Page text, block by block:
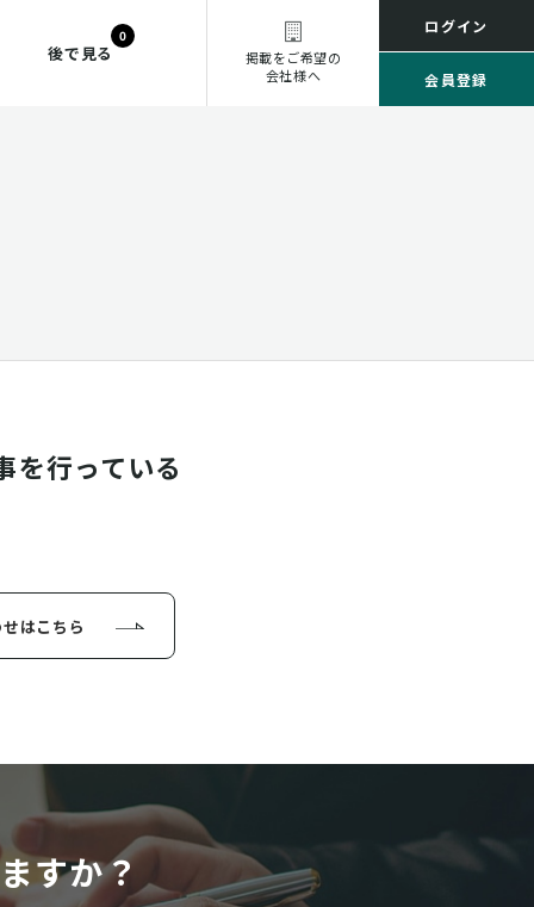
後で見る
0
掲載をご希望の
会社様へ
ログイン
会員登録
を行っている
はこちら
すか？